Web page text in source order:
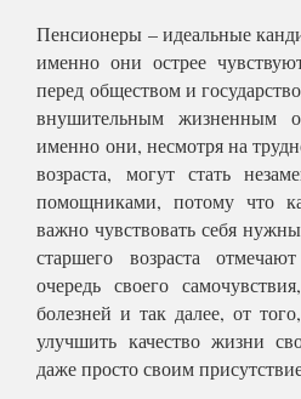
Пенсионеры – идеальные
именно они острее
перед обществом и
внушительным жизненным
именно они, несмотря на
возраста, могут стать
помощниками, потому что
важно чувствовать себя
старшего возраста
очередь своего
болезней и так далее, от
улучшить качество жизни
даже просто своим